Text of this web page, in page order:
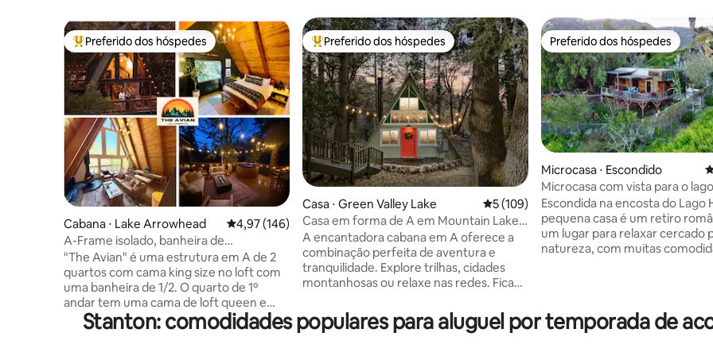
Entre os melhores preferidos dos hóspedes
Preferido dos hóspedes
Cabana ⋅ Lake Arrowhead 4,97 de uma avaliação média de 5, 146 avaliações
4,97 (146)
A-Frame isolado, banheira de
hidromassagem e acesso ao lago
"The Avian" é uma estrutura em A de 2
quartos com cama king size no loft com
uma banheira de 1/2. O quarto de 1º
andar tem uma cama de loft queen e
twin. Ambos os quartos equipado com
ar-condicionado, cortinas blackout,
Entre os melhores preferidos dos hóspedes
Preferido dos hóspedes
Casa ⋅ Green Valley Lake 5 de uma avaliação média de 5, 109
5 (109)
Casa em forma de A em Mountain Lake |
Floresta, ar-condicionado, gerador
automático
A encantadora cabana em A oferece a
combinação perfeita de aventura e
tranquilidade. Explore trilhas, cidades
montanhosas ou relaxe nas redes. Fica
espaço só para você. A mais linda
cidadezinha na montanha e a 30 min de
Preferido dos hóspedes
Preferido dos hóspedes
Microcasa ⋅ Escondido
Microcasa com vista para o
na encosta
Escondida na encosta do Lago
pequena casa é um retiro
um lugar para relaxar cercado
natureza, com muitas
jantar, chuveiro ao ar livre (e
Stanton: comodidades populares para aluguel por temporada de